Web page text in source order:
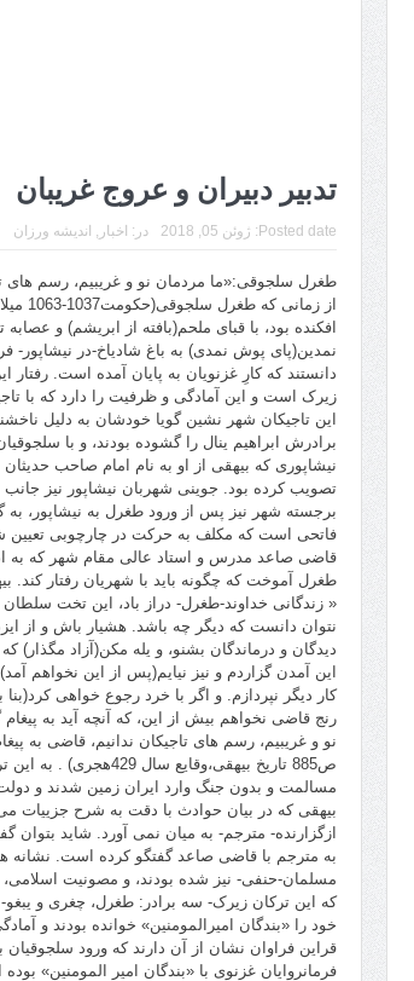
تدبیر دبیران و عروج غریبان
Posted date: ژوئن 05, 2018 در: اخبار اندیشه ورزان
طغرل سلجوقی:«ما مردمان نو و غریبیم، رسم های
از
افکنده بود، با قبای ملحم(بافته از ابریشم) و
نمدین(پای پوش نمدی) به باغ شادیاخ-در
دانستند که کارِ غزنویان به پایان آمده است.
زیرک است و این آمادگی و ظرفیت را دارد که با
این تاجیکان شهر نشین گویا خودشان به دلیل
برادرش ابراهیم ینال را گشوده بودند، و با
نیشاپوری که بیهقی از او به نام امام صاحب
تصویب کرده بود. جوینی شهربان نیشاپور نیز
برجسته شهر نیز پس از ورود طغرل به نیشاپور،
فاتحی است که مکلف به حرکت در چارچوبی تعیین
قاضی صاعد مدرس و استاد عالی مقام شهر که به
طغرل آموخت که چگونه باید با شهریان رفتار
« زندگانی خداوند-طغرل- دراز باد، این تخت
نتوان دانست که دیگر چه باشد. هشیار باش و از
دیدگان و درماندگان بشنو، و یله مکن(آزاد
این آمدن گزاردم و نیز نیایم(پس از این نخواهم
کار دیگر نپردازم. و اگر با خرد رجوع خواهی
رنج قاضی نخواهم بیش از این، که آنچه آید به
نو و غریبیم، رسم های تاجیکان ندانیم، قاضی به
ص885 تاریخ
مسالمت و بدون جنگ وارد ایران زمین شدند و
بیهقی که در بیان حوادث با دقت به شرح جزییات
ازگزارنده- مترجم- به میان نمی آورد. شاید بتوان
به مترجم با قاضی صاعد گفتگو کرده است. نشانه
مسلمان-حنفی- نیز شده بودند، و مصونیت اسلامی،
که این ترکان زیرک- سه برادر: طغرل، چغری و
خود را «بندگان امیرالمومنین» خوانده بودند و
قراین فراوان نشان از آن دارند که ورود
فرمانروایان غزنوی با «بندگان امیر المومنین»